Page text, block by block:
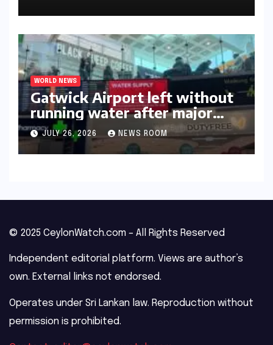
WORLD NEWS
Gatwick Airport left without
running water after major
outage​​
JULY 26, 2026 NEWS ROOM
© 2025 CeylonWatch.com – All Rights Reserved
Independent editorial platform. Views are author’s
own. External links not endorsed.
Operates under Sri Lankan law. Reproduction without
permission is prohibited.